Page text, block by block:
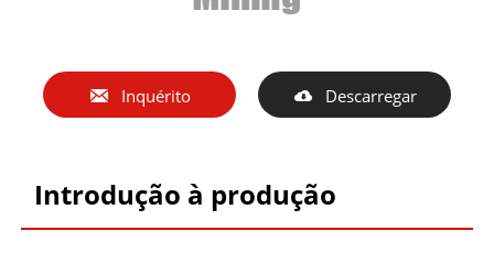
 Inquérito  Descarregar
Introdução à produção